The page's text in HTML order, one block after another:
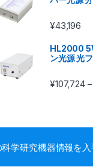
¥43,196
HL2000
ン光源 光
¥107,724–
学研究機器情報を入